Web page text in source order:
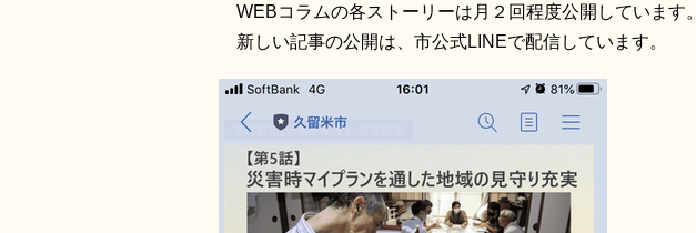
WEBコラムの各ストーリーは月２回程度公開しています。
新しい記事の公開は、市公式LINEで配信しています。